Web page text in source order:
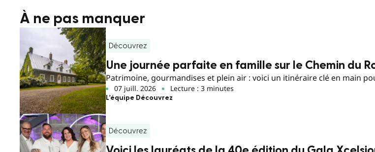
À ne pas manquer
Découvrez
Une journée parfaite en famille sur le Chemin du
Patrimoine, gourmandises et plein air : voici un itinéraire clé en main
07 juill. 2026 Lecture : 3 minutes
L’équipe Découvrez
Découvrez